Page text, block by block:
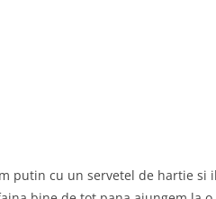
putin cu un servetel de hartie si